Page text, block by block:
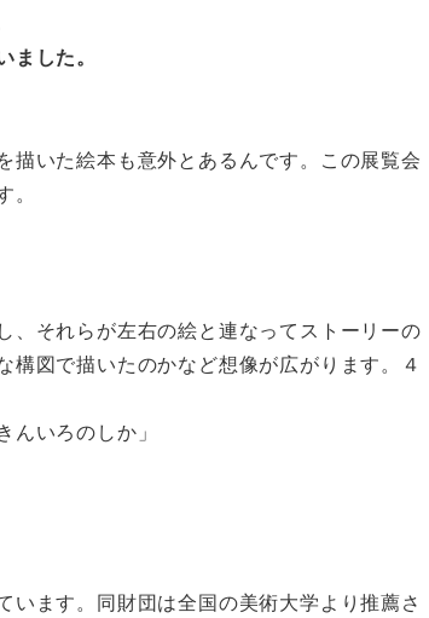
した。
いた絵本も意外とあるんです。この展覧会
、それらが左右の絵と連なってストーリーの
図で描いたのかなど想像が広がります。４
いろのしか」
ます。同財団は全国の美術大学より推薦さ